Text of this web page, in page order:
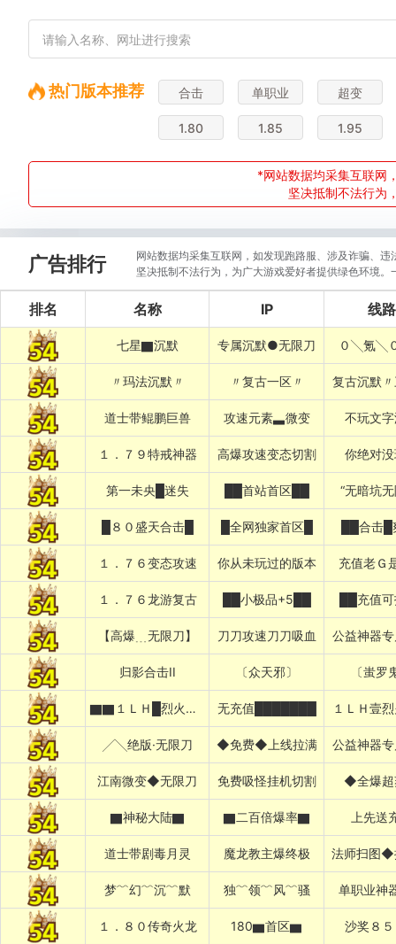
热门版本推荐 合击 单职业 超变
1.80 1.85 1.95
*网站数据均采集互联网
坚决抵制不法行为
广告排行
网站数据均采集互联网，如发现跑路服、涉及诈骗、
坚决抵制不法行为，为广大游戏爱好者提供绿色环境
排名 名称 IP 线路
七星▇沉默 专属沉默●无限刀 ０╲氪╲
〃玛法沉默〃 〃复古一区〃 复古沉默
道士带鲲鹏巨兽 攻速元素▃微变 不玩文
１．７９特戒神器 高爆攻速变态切割 你绝对
第一未央█迷失 ██首站首区██ “无暗坑
█８０盛天合击█ █全网独家首区█ ██合击
１．７６变态攻速 你从未玩过的版本 充值老Ｇ
１．７６龙游复古 ██小极品+5██ ██充值
【高爆﹍无限刀】 刀刀攻速刀刀吸血 公益神器
归影合击II 〔众天邪〕 〔蚩罗
▇▇１ＬＨ█烈火冰雪 无充值███████ １ＬＨ壹
╱╲绝版·无限刀 ◆免费◆上线拉满 公益神器
江南微变◆无限刀 免费吸怪挂机切割 ◆全爆
▇神秘大陆▇ ▇二百倍爆率▇ 上先送
道士带剧毒月灵 魔龙教主爆终极 法师扫图◆
梦﹌幻﹌沉﹌默 独﹌领﹌风﹌骚 单职业神
１．８０传奇火龙 180▆首区▆ 沙奖８